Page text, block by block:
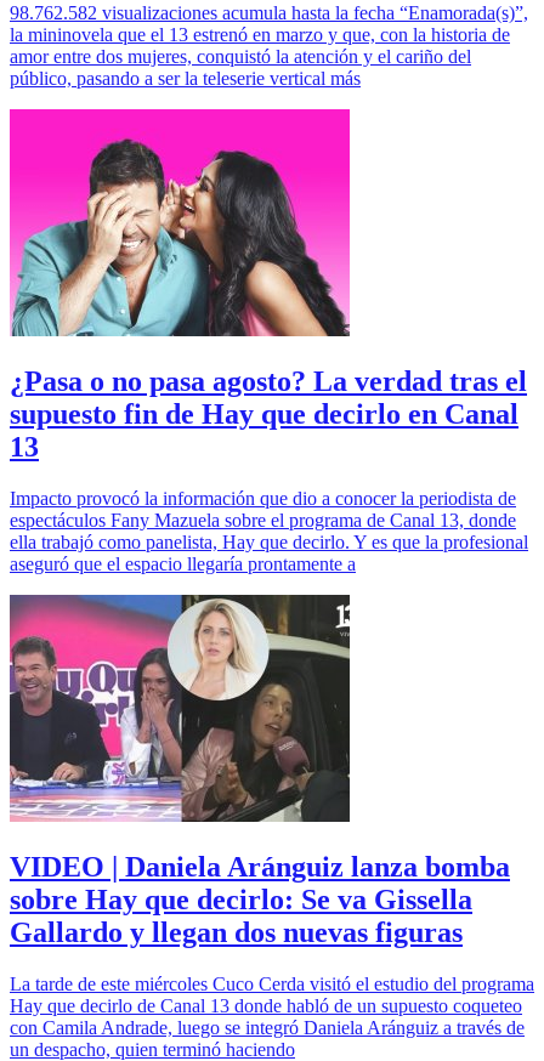
98.762.582 visualizaciones acumula hasta la fecha “Enamorada(s)”,
la mininovela que el 13 estrenó en marzo y que, con la historia de
amor entre dos mujeres, conquistó la atención y el cariño del
público, pasando a ser la teleserie vertical más
¿Pasa o no pasa agosto? La verdad tras el
supuesto fin de Hay que decirlo en Canal
13
Impacto provocó la información que dio a conocer la periodista de
espectáculos Fany Mazuela sobre el programa de Canal 13, donde
ella trabajó como panelista, Hay que decirlo. Y es que la profesional
aseguró que el espacio llegaría prontamente a
VIDEO | Daniela Aránguiz lanza bomba
sobre Hay que decirlo: Se va Gissella
Gallardo y llegan dos nuevas figuras
La tarde de este miércoles Cuco Cerda visitó el estudio del programa
Hay que decirlo de Canal 13 donde habló de un supuesto coqueteo
con Camila Andrade, luego se integró Daniela Aránguiz a través de
un despacho, quien terminó haciendo